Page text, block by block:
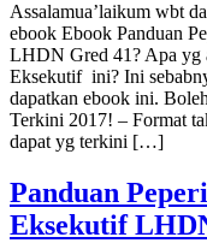
Assalamua’laikum wbt
ebook Ebook Panduan
LHDN Gred 41? Apa yg
Eksekutif ini? Ini
dapatkan ebook ini.
Terkini 2017! – Format
dapat yg terkini […]
Panduan
Eksekutif